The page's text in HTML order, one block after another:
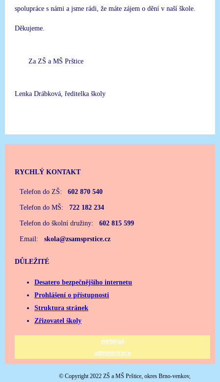
spolupráce s námi a jsme rádi, že máte zájem o dění v naší škole.
Děkujeme.
Za ZŠ a MŠ Prštice
Lenka Drábková, ředitelka školy
RYCHLÝ KONTAKT
Telefon do ZŠ: 602 870 540
Telefon do MŠ: 722 182 234
Telefon do školní družiny: 602 815 599
Email: skola@zsamsprstice.cz
DŮLEŽITÉ
Desatero bezpečnějšího internetu
Prohlášení o přístupnosti
Struktura stránek
Zřizovatel školy
webmail
administrace
© Copyright 2022 ZŠ a MŠ Prštice, okres Brno-venkov,